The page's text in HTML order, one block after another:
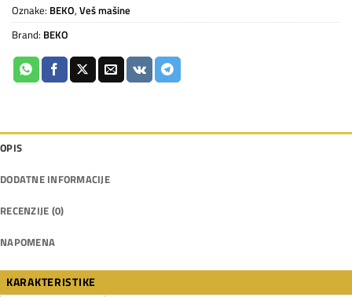
Oznake: BEKO, Veš mašine
Brand: BEKO
OPIS
DODATNE INFORMACIJE
RECENZIJE (0)
NAPOMENA
KARAKTERISTIKE